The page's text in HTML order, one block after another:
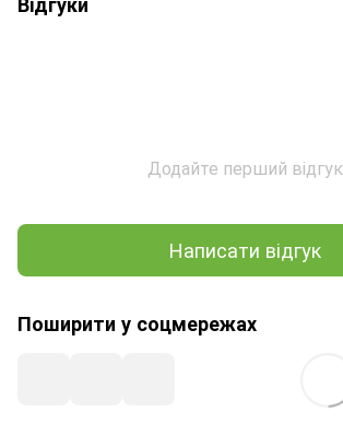
Додайте перший відгук
Написати відгук
Поширити у соцмережах